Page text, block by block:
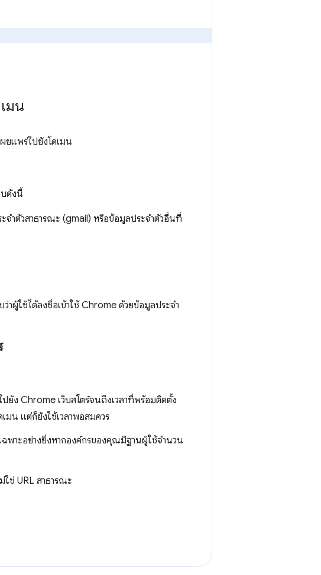
มน
แพร่ไปยังโดเมน
บดังนี้
จำตัวสาธารณะ (gmail) หรือข้อมูลประจำตัวอื่นที่
าผู้ใช้ได้ลงชื่อเข้าใช้ Chrome ด้วยข้อมูลประจำ
ปยัง Chrome เว็บสโตร์จนถึงเวลาที่พร้อมติดตั้ง
มน แต่ก็ยังใช้เวลาพอสมควร
ฉพาะอย่างยิ่งหากองค์กรของคุณมีฐานผู้ใช้จำนวน
ใช่ URL สาธารณะ